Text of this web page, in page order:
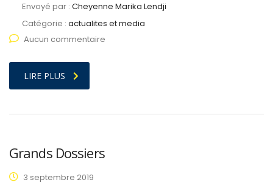
Envoyé par : Cheyenne Marika Lendji
Catégorie : actualites et media
Aucun commentaire
LIRE PLUS
Grands Dossiers
3 septembre 2019